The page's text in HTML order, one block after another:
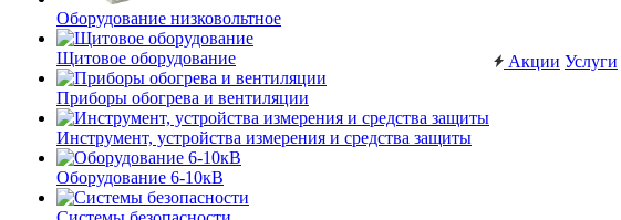
Оборудование низковольтное
Щитовое оборудование
Приборы обогрева и вентиляции
Инструмент, устройства измерения и средства защиты
Оборудование 6-10кВ
Акции Услуги